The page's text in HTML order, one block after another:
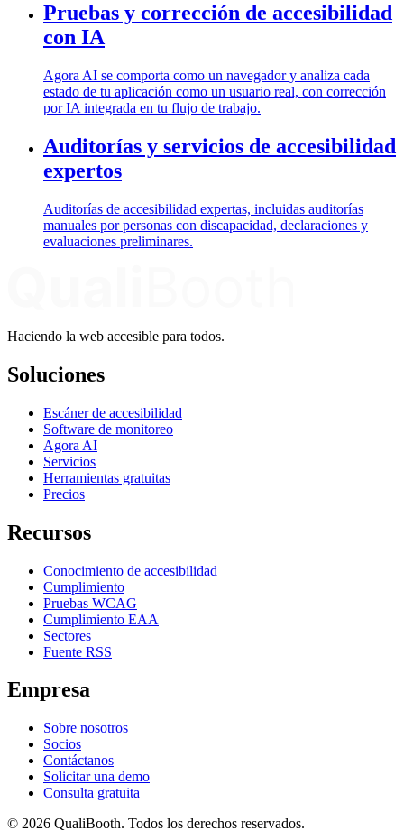
Pruebas y corrección de accesibilidad
con IA
Agora AI se comporta como un navegador y analiza cada
estado de tu aplicación como un usuario real, con corrección
por IA integrada en tu flujo de trabajo.
Auditorías y servicios de accesibilidad
expertos
Auditorías de accesibilidad expertas, incluidas auditorías
manuales por personas con discapacidad, declaraciones y
evaluaciones preliminares.
Haciendo la web accesible para todos.
Soluciones
Escáner de accesibilidad
Software de monitoreo
Agora AI
Servicios
Herramientas gratuitas
Precios
Recursos
Conocimiento de accesibilidad
Cumplimiento
Pruebas WCAG
Cumplimiento EAA
Sectores
Fuente RSS
Empresa
Sobre nosotros
Socios
Contáctanos
Solicitar una demo
Consulta gratuita
© 2026 QualiBooth. Todos los derechos reservados.